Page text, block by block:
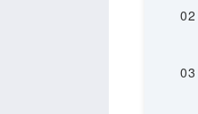
02
03